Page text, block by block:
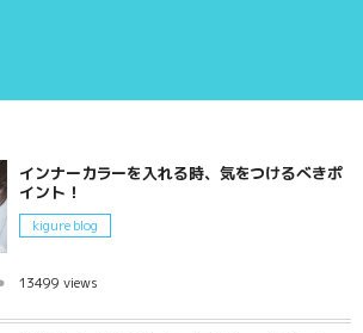
インナーカラーを入れる時、気をつけるべきポ
イント！
kigure blog
13499 views